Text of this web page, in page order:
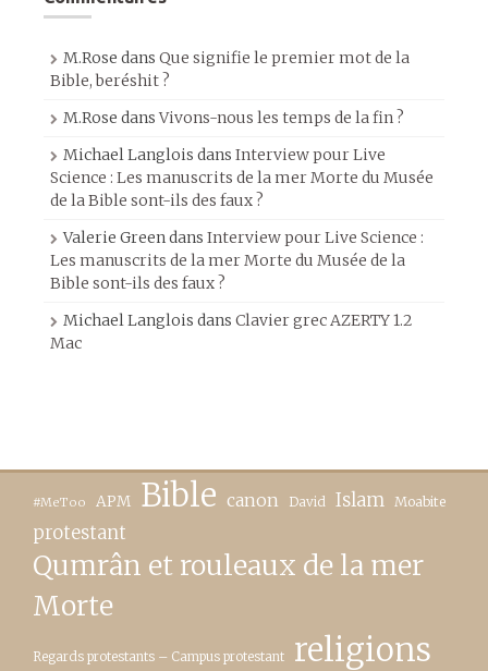
M.Rose dans Que signifie le premier mot de la
Bible, beréshit ?
M.Rose dansVivons-nous les temps de la fin ?
Michael Langlois dans Interview pour Live
Science : Les manuscrits de la mer Morte du Musée
de la Bible sont-ils des faux ?
Valerie Greendans Interview pour Live Science :
Les manuscrits de la mer Morte du Musée de la
Bible sont-ils des faux ?
Michael Langlois dans Clavier grec AZERTY 1.2
Mac
#MeToo APM Bible canon David Islam Moabite
protestant
Qumrân et rouleaux de la mer
Morte
Regards protestants – Campus protestant religions